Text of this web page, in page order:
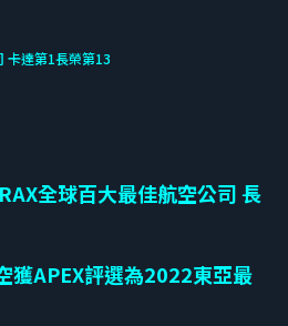
達第1長榮第13
全球百大最佳航空公司 長
獲APEX評選為2022東亞最